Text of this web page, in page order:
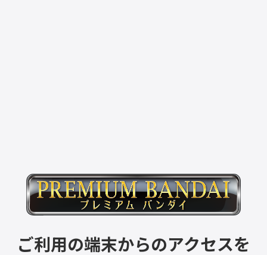
ご利用の端末からのアクセスを